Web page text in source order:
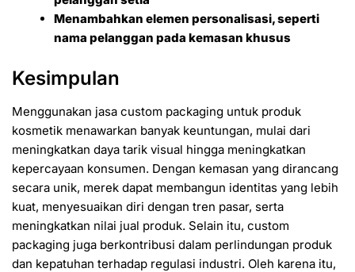
Menambahkan elemen personalisasi, seperti
nama pelanggan pada kemasan khusus
Kesimpulan
Menggunakan jasa custom packaging untuk produk
kosmetik menawarkan banyak keuntungan, mulai dari
meningkatkan daya tarik visual hingga meningkatkan
kepercayaan konsumen. Dengan kemasan yang dirancang
secara unik, merek dapat membangun identitas yang lebih
kuat, menyesuaikan diri dengan tren pasar, serta
meningkatkan nilai jual produk. Selain itu, custom
packaging juga berkontribusi dalam perlindungan produk
dan kepatuhan terhadap regulasi industri. Oleh karena itu,